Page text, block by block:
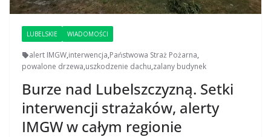
LUBELSKIE WIADOMOŚCI
alert IMGW,interwencja,Państwowa Straż Pożarna,
powalone drzewa,uszkodzenie dachu,zalany budynek
Burze nad Lubelszczyzną. Setki
interwencji strażaków, alerty
IMGW w całym regionie